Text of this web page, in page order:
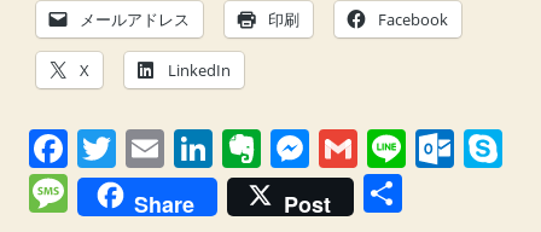
メールアドレス 印刷 Facebook
X LinkedIn
F
a
T
wi
E
m
Li
n
E
v
M
e
G
m
Li
O
M
Share Post